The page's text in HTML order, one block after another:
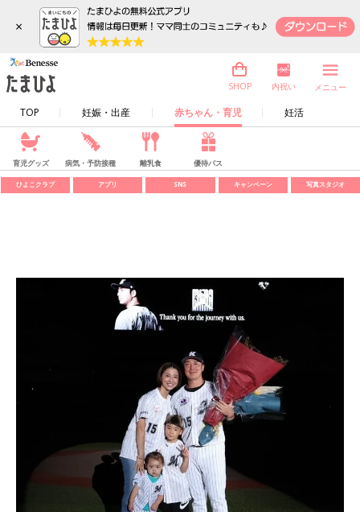
×
TOP 妊娠・出産 赤ちゃん・育児 妊活
SHOP 内祝い メニュー
育児グッズ 病気・予防接種 離乳食 優待パス
ひよこクラブ アプリ SNS キャンペーン 写真スタジオ